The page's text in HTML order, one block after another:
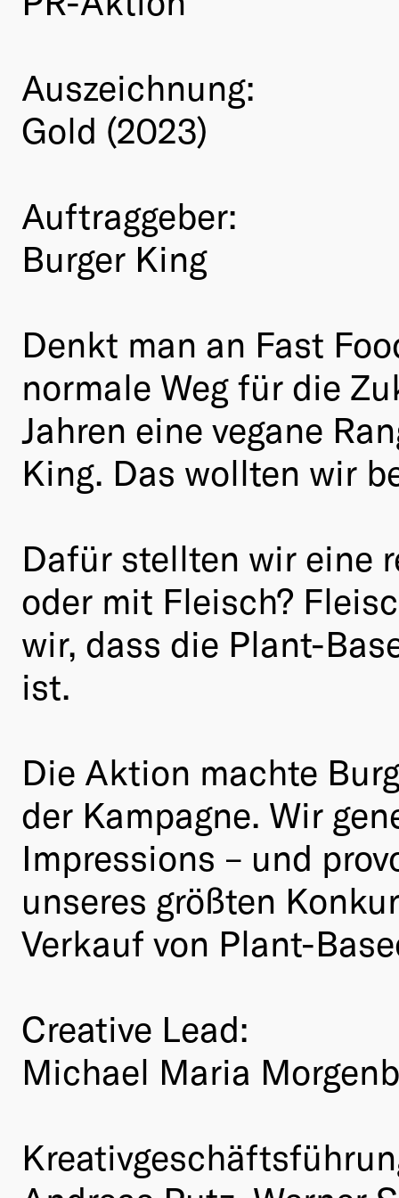
Auszeichnung:
Gold (2023)
Auftraggeber:
Burger King
Denkt man an Fast
normale Weg für die
Jahren eine vegane
King. Das wollten wir
Dafür stellten wir eine
oder mit Fleisch?
wir, dass die Plant-
ist.
Die Aktion machte
der Kampagne. Wir
Impressions – und
unseres größten
Verkauf von Plant-
Creative Lead:
Michael Maria